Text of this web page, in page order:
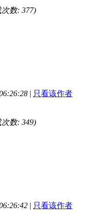
数: 377)
| 只看该作者
数: 349)
| 只看该作者